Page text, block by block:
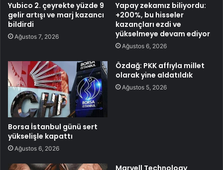
Yubico 2. çeyrekte yüzde 9
gelir artışı ve marj kazancı
bildirdi
Ağustos 7, 2026
Yapay zekamız biliyordu:
+200%, bu hisseler
kazançları ezdi ve
yükselmeye devam ediyor
Ağustos 6, 2026
Borsa İstanbul günü sert
yükselişle kapattı
Ağustos 6, 2026
Özdağ: PKK affıyla millet
olarak yine aldatıldık
Ağustos 5, 2026